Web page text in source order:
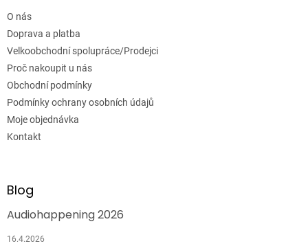
O nás
Doprava a platba
Velkoobchodní spolupráce/Prodejci
Proč nakoupit u nás
Obchodní podmínky
Podmínky ochrany osobních údajů
Moje objednávka
Kontakt
Blog
Audiohappening 2026
16.4.2026